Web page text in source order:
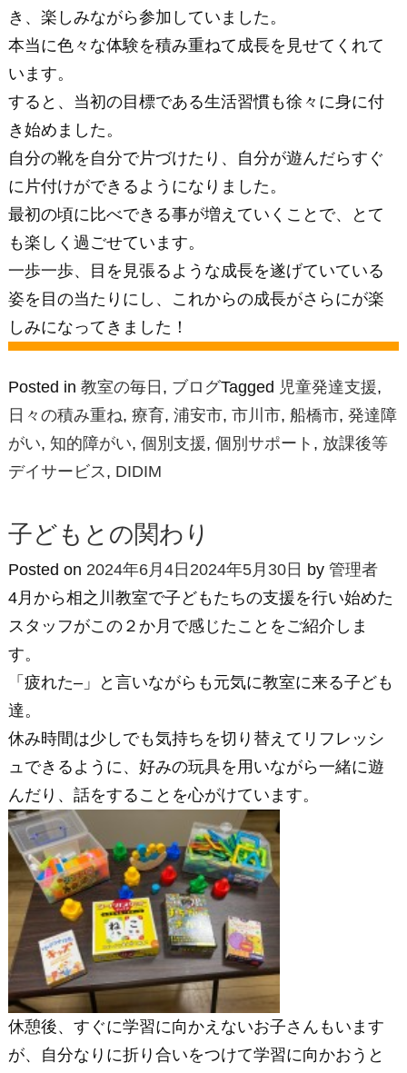
き、楽しみながら参加していました。
本当に色々な体験を積み重ねて成長を見せてくれて
います。
すると、当初の目標である生活習慣も徐々に身に付
き始めました。
自分の靴を自分で片づけたり、自分が遊んだらすぐ
に片付けができるようになりました。
最初の頃に比べできる事が増えていくことで、とて
も楽しく過ごせています。
一歩一歩、目を見張るような成長を遂げていている
姿を目の当たりにし、これからの成長がさらにが楽
しみになってきました！
Posted in 教室の毎日 , ブログTagged 児童発達支援,
日々の積み重ね, 療育, 浦安市, 市川市, 船橋市, 発達障
がい, 知的障がい, 個別支援, 個別サポート , 放課後等
デイサービス, DIDIM
子どもとの関わり
Posted on 2024年6月4日 2024年5月30日 by 管理者
4月から相之川教室で子どもたちの支援を行い始めた
スタッフがこの２か月で感じたことをご紹介しま
す。
「疲れた–」と言いながらも元気に教室に来る子ども
達。
休み時間は少しでも気持ちを切り替えてリフレッシ
ュできるように、好みの玩具を用いながら一緒に遊
んだり、話をすることを心がけています。
休憩後、すぐに学習に向かえないお子さんもいます
が、自分なりに折り合いをつけて学習に向かおうと